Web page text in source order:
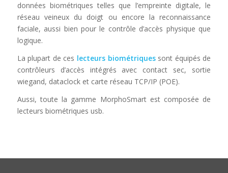
données biométriques telles que l’empreinte digitale, le
réseau veineux du doigt ou encore la reconnaissance
faciale, aussi bien pour le contrôle d’accès physique que
logique.
La plupart de ces lecteurs biométriquessont équipés de
contrôleurs d’accès intégrés avec contact sec, sortie
wiegand, dataclock et carte réseau TCP/IP (POE).
Aussi, toute la gamme MorphoSmart est composée de
lecteurs biométriques usb.